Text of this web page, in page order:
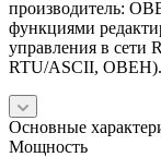
производитель:
функциями
управления в сети
RTU/ASCII, ОВЕН).
Основные
Мощность